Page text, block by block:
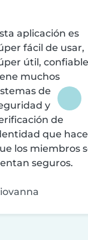
aplicación es
fácil de usar,
útil,
muchos
de
y
de
que
los miembros
seguros.